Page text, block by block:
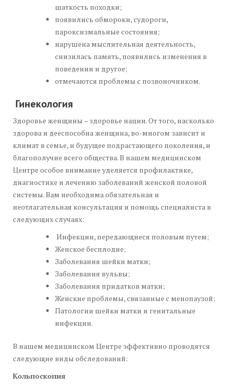
шаткость походки;
появились обмороки, судороги,
пароксизмальные состояния;
нарушена мыслительная деятельность,
снизилась память, появились изменения в
поведении и другое;
отмечаются проблемы с позвоночником.
Гинекология
Здоровье женщины – здоровье нации. От того, насколько
здорова и дееспособна женщина, во-многом зависит и
климат в семье, и будущее подрастающего поколения, и
благополучие всего общества. В нашем медицинском
Центре особое внимание уделяется профилактике,
диагностике и лечению заболеваний женской половой
системы. Вам необходима обязательная и
неотлагательная консультация и помощь специалиста в
следующих случаях:
Инфекции, передающиеся половым путем;
Женское бесплодие;
Заболевания шейки матки;
Заболевания вульвы;
Заболевания придатков матки;
Женские проблемы, связанные с менопаузой;
Патологии шейки матки и генитальные
инфекции.
В нашем медицинском Центре эффективно проводятся
следующие виды обследований:
Кольпоскопия